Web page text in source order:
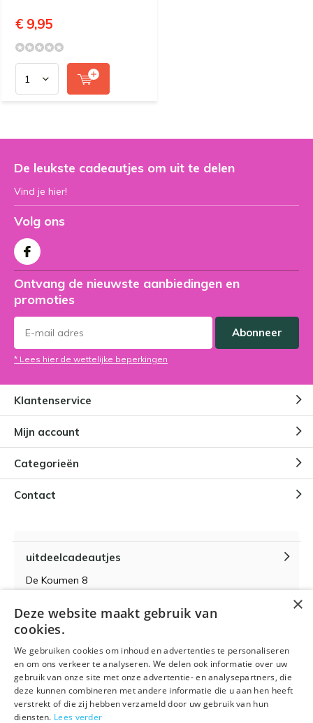
€ 9,95
De leukste cadeautjes om uit te delen
Vind je hier!
Volg ons
Ontvang de nieuwste aanbiedingen en
promoties
Abonneer
* Lees hier de wettelijke beperkingen
Klantenservice
Mijn account
Categorieën
Contact
uitdeelcadeautjes
De Koumen 8
KvK-nummer 14087571
BTW-nummer NL 815399145 B01
Algemene voorwaarden RSS-feed
×
Deze website maakt gebruik van
cookies.
We gebruiken cookies om inhoud en advertenties te personaliseren
en om ons verkeer te analyseren. We delen ook informatie over uw
gebruik van onze site met onze advertentie- en analysepartners, die
deze kunnen combineren met andere informatie die u aan hen heeft
verstrekt of die zij hebben verzameld door uw gebruik van hun
diensten. Lees verder